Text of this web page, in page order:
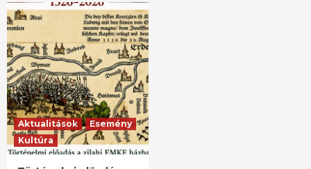
Aktualitások
Esemény
Kultúra